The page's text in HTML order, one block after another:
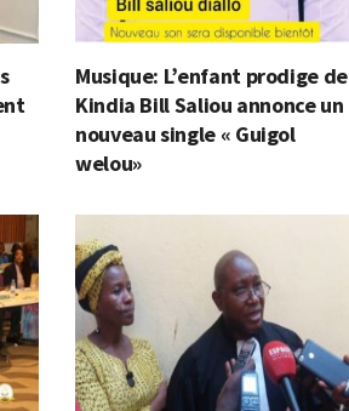
Musique: L’enfant prodige de
Kindia Bill Saliou annonce un
nouveau single « Guigol
welou»